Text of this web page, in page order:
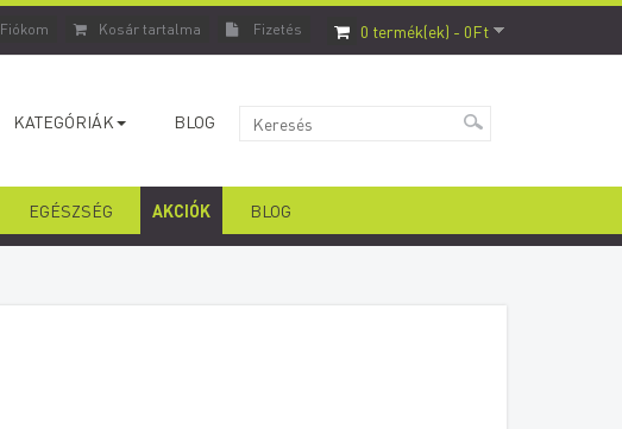
0 termék(ek) - 0Ft
Fiókom Kosár tartalma Fizetés
KATEGÓRIÁK BLOG
EGÉSZSÉG AKCIÓK BLOG